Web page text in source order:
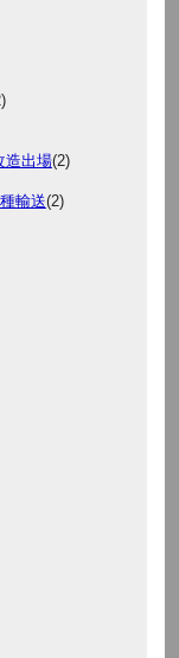
造出場(2)
輸送(2)